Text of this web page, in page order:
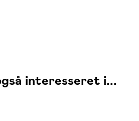
interesseret i...